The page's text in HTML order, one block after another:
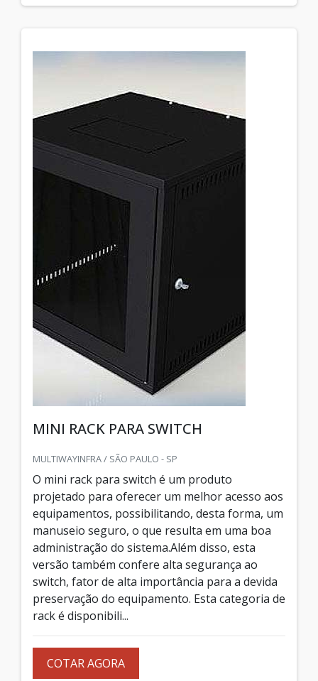
MINI RACK PARA SWITCH
MULTIWAYINFRA / SÃO PAULO - SP
O mini rack para switch é um produto
projetado para oferecer um melhor acesso aos
equipamentos, possibilitando, desta forma, um
manuseio seguro, o que resulta em uma boa
administração do sistema.Além disso, esta
versão também confere alta segurança ao
switch, fator de alta importância para a devida
preservação do equipamento. Esta categoria de
rack é disponibili...
COTAR AGORA